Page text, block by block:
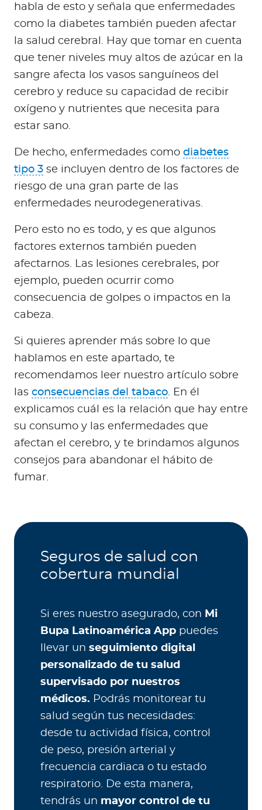
habla de esto y señala que enfermedades
como la diabetes también pueden afectar
la salud cerebral. Hay que tomar en cuenta
que tener niveles muy altos de azúcar en la
sangre afecta los vasos sanguíneos del
cerebro y reduce su capacidad de recibir
oxígeno y nutrientes que necesita para
estar sano.
De hecho, enfermedades como diabetes
tipo 3 se incluyen dentro de los factores de
riesgo de una gran parte de las
enfermedades neurodegenerativas.
Pero esto no es todo, y es que algunos
factores externos también pueden
afectarnos. Las lesiones cerebrales, por
ejemplo, pueden ocurrir como
consecuencia de golpes o impactos en la
cabeza.
Si quieres aprender más sobre lo que
hablamos en este apartado, te
recomendamos leer nuestro artículo sobre
las consecuencias del tabaco. En él
explicamos cuál es la relación que hay entre
su consumo y las enfermedades que
afectan el cerebro, y te brindamos algunos
consejos para abandonar el hábito de
fumar.
Seguros de salud con
cobertura mundial
Si eres nuestro asegurado, con Mi
Bupa Latinoamérica App puedes
llevar un seguimiento digital
personalizado de tu salud
supervisado por nuestros
médicos. Podrás monitorear tu
salud según tus necesidades:
desde tu actividad física, control
de peso, presión arterial y
frecuencia cardiaca o tu estado
respiratorio. De esta manera,
tendrás un mayor control de tu